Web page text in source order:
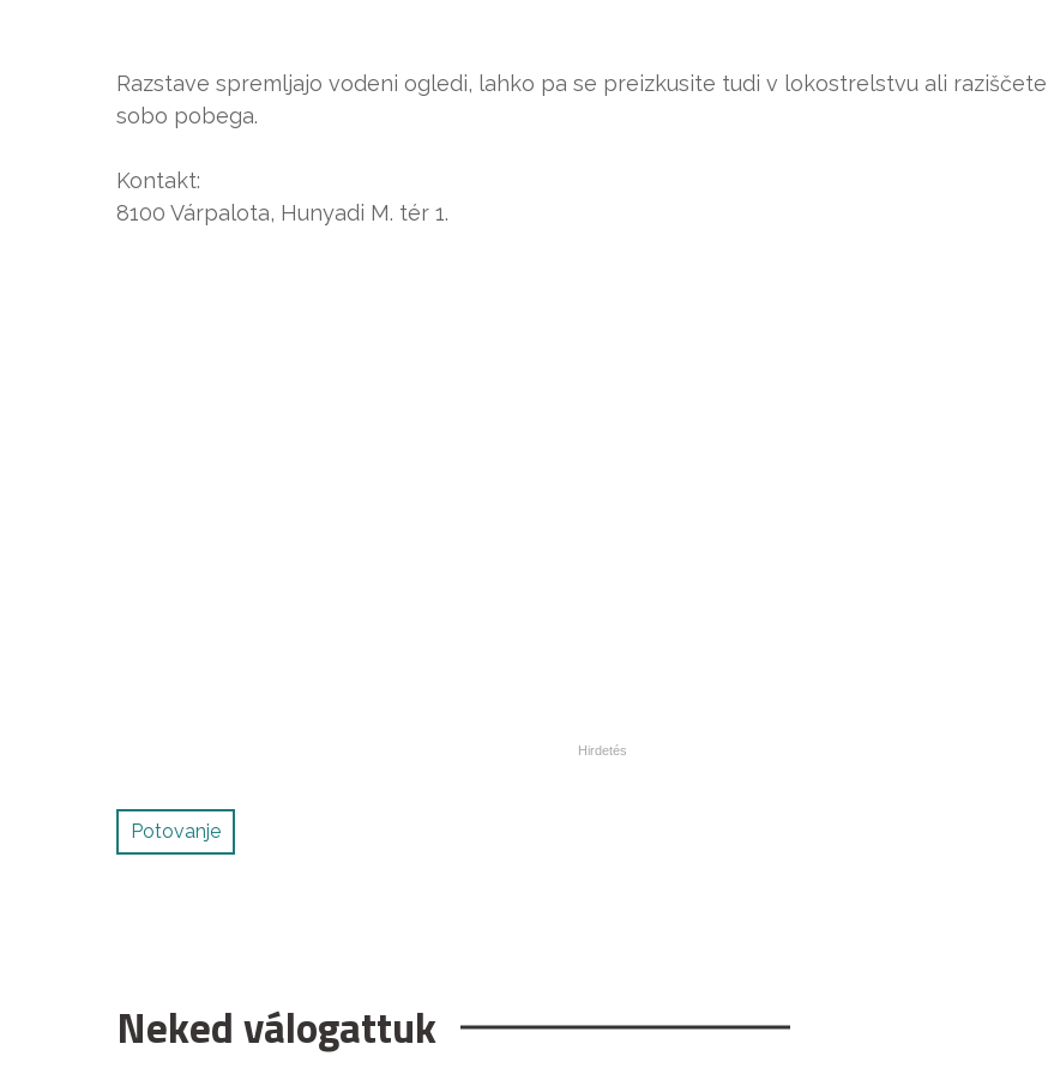
Razstave spremljajo vodeni ogledi, lahko pa se preizkusite tudi v lokostrelstvu ali raziščete
sobo pobega.
Kontakt:
8100 Várpalota, Hunyadi M. tér 1.
Potovanje
Neked válogattuk